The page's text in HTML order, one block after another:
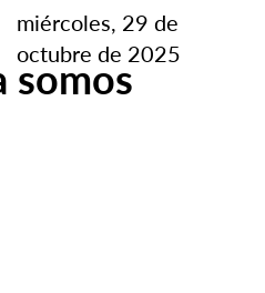
miércoles, 29 de
octubre de 2025
somos